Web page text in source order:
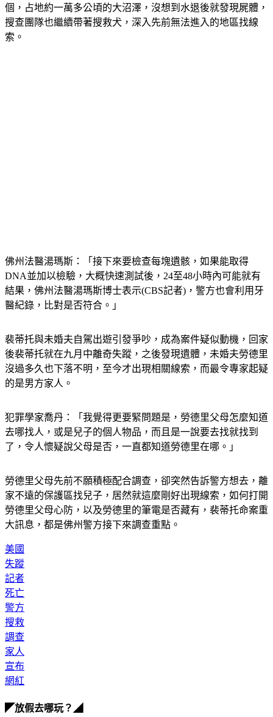
個，占地約一萬多公頃的大沼澤，沒想到水退後就發現屍體，
搜查團隊也繼續帶著搜救犬，深入先前無法進入的地區找線
索。
佛州法醫湯瑪斯：「接下來要檢查每塊遺骸，如果能取得
DNA並加以檢驗，大概快速測試後，24至48小時內可能就有
結果，佛州法醫湯瑪斯博士表示(CBS記者)，警方也會利用牙
醫紀錄，比對是否符合。」
裴蒂托與未婚夫自駕出遊引發爭吵，成為案件疑似動機，回家
後裴蒂托就在九月中離奇失蹤，之後發現遺體，未婚夫勞德里
沒過多久也下落不明，至今才出現相關線索，而最令專家起疑
的是男方家人。
犯罪學家喬丹：「我覺得更要緊問題是，勞德里父母怎麼知道
去哪找人，或是兒子的個人物品，而且是一說要去找就找到
了，令人懷疑說父母是否，一直都知道勞德里在哪。」
勞德里父母先前不願積極配合調查，卻突然告訴警方想去，離
家不遠的保護區找兒子，居然就這麼剛好出現線索，如何打開
勞德里父母心防，以及勞德里的筆電是否藏有，裴蒂托命案重
大訊息，都是佛州警方接下來調查重點。
美國
失蹤
記者
死亡
警方
搜救
調查
家人
宣布
網紅
◤放假去哪玩？◢